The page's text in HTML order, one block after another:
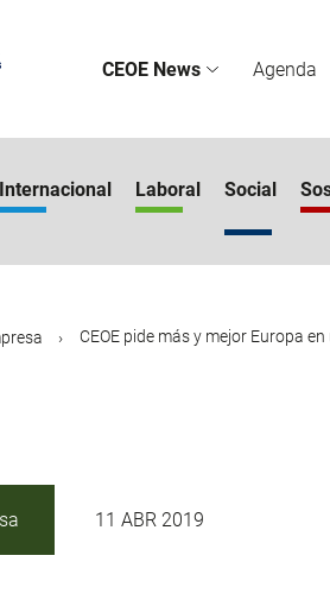
CEOE News Agenda
Internacional Laboral Social
CEOE pide más y mejor Europa en
11 ABR 2019